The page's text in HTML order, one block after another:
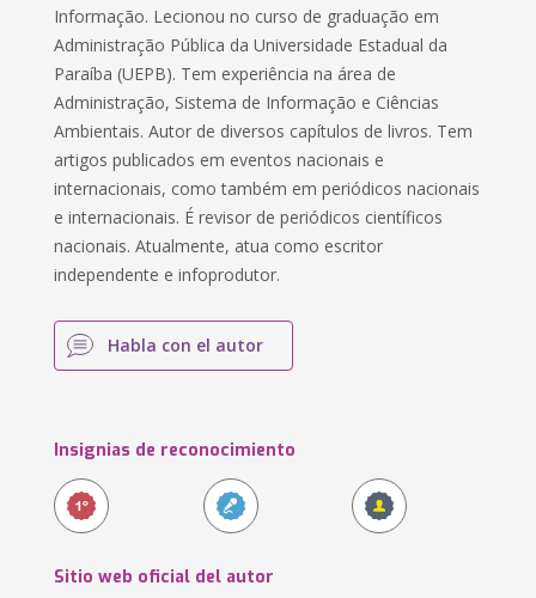
Informação. Lecionou no curso de graduação em
Administração Pública da Universidade Estadual da
Paraíba (UEPB). Tem experiência na área de
Administração, Sistema de Informação e Ciências
Ambientais. Autor de diversos capítulos de livros. Tem
artigos publicados em eventos nacionais e
internacionais, como também em periódicos nacionais
e internacionais. É revisor de periódicos científicos
nacionais. Atualmente, atua como escritor
independente e infoprodutor.
Habla con el autor
Insignias de reconocimiento
Sitio web oficial del autor